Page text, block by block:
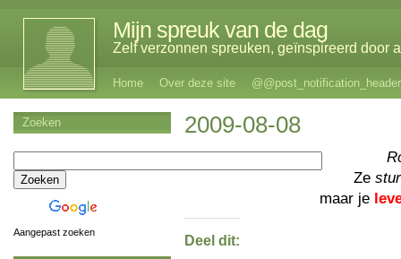
Mijn spreuk van de dag
Zelf verzonnen spreuken, geïnspireerd door
Home Over deze site @@post_notification_header
2009-08-08
Ze
maar je
Deel dit:
Zoeken
Aangepast zoeken